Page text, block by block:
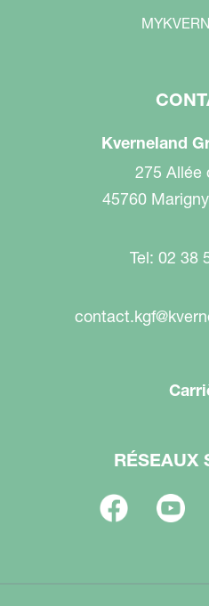
Kverneland
275 Allée
45760
Tel: 02 38
RÉSEAUX